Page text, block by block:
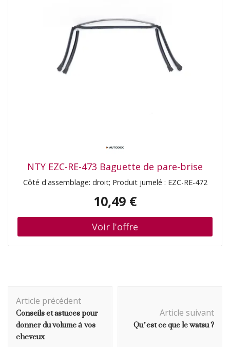
NTY EZC-RE-473 Baguette de pare-brise
Côté d'assemblage: droit; Produit jumelé : EZC-RE-472
10,49 €
d'article
Article précédent
Conseils et astuces pour
donner du volume à vos
cheveux
Article suivant
Qu’est ce que le watsu ?